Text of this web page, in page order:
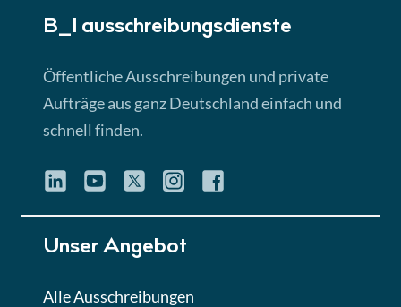
Lektion 3
► 4:31 Min
Quiz
Eignung im Vergabeverfahren
B_I ausschreibungs­dienste
Öffentliche Ausschreibungen und private
Aufträge aus ganz Deutschland einfach und
schnell finden.
Unser Angebot
Alle Ausschreibungen